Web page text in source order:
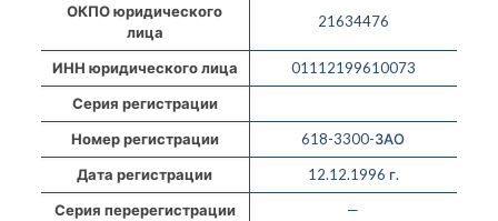
ОКПО юридического
лица
21634476
ИНН юридического лица
01112199610073
Серия регистрации
Номер регистрации
618-3300-ЗАО
Дата регистрации
12.12.1996 г.
Серия перерегистрации
—